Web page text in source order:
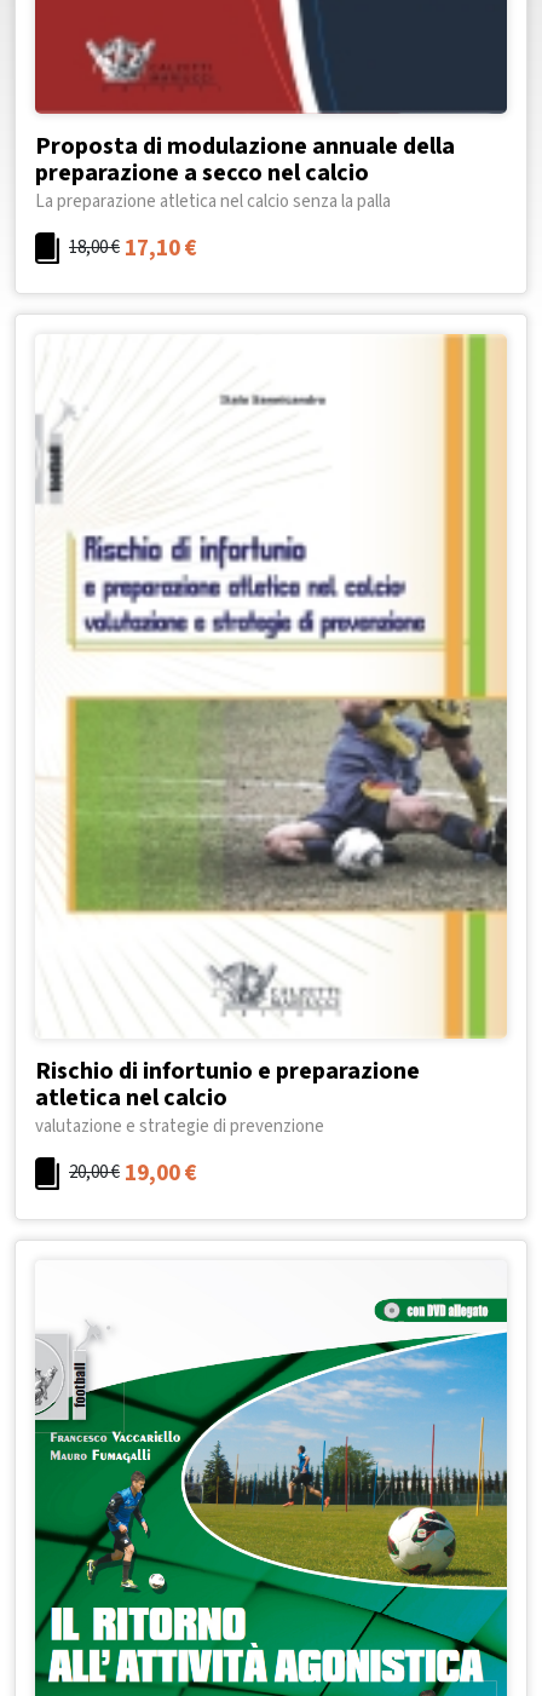
Proposta di modulazione annuale della
preparazione a secco nel calcio
La preparazione atletica nel calcio senza la palla
18,00€ 17,10€
Rischio di infortunio e preparazione
atletica nel calcio
valutazione e strategie di prevenzione
20,00€ 19,00€